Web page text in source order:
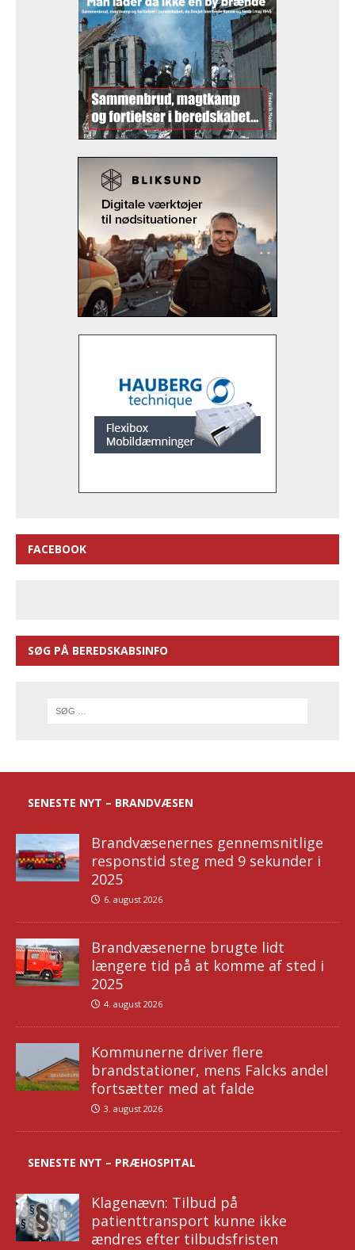
FACEBOOK
SØG PÅ BEREDSKABSINFO
SENESTE NYT – BRANDVÆSEN
Brandvæsenernes gennemsnitlige
responstid steg med 9 sekunder i
2025
6. august 2026
Brandvæsenerne brugte lidt
længere tid på at komme af sted i
2025
4. august 2026
Kommunerne driver flere
brandstationer, mens Falcks andel
fortsætter med at falde
3. august 2026
SENESTE NYT – PRÆHOSPITAL
Klagenævn: Tilbud på
patienttransport kunne ikke
ændres efter tilbudsfristen